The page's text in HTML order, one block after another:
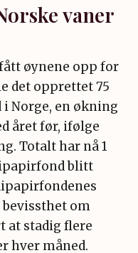
vaner
øynene opp for
det opprettet 75
Norge, en økning
året før, ifølge
Totalt har nå 1
blitt
om
at stadig flere
hver måned.